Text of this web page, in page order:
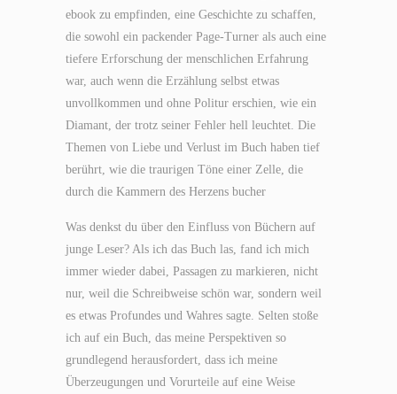
ebook zu empfinden, eine Geschichte zu schaffen,
die sowohl ein packender Page-Turner als auch eine
tiefere Erforschung der menschlichen Erfahrung
war, auch wenn die Erzählung selbst etwas
unvollkommen und ohne Politur erschien, wie ein
Diamant, der trotz seiner Fehler hell leuchtet. Die
Themen von Liebe und Verlust im Buch haben tief
berührt, wie die traurigen Töne einer Zelle, die
durch die Kammern des Herzens bucher
Was denkst du über den Einfluss von Büchern auf
junge Leser? Als ich das Buch las, fand ich mich
immer wieder dabei, Passagen zu markieren, nicht
nur, weil die Schreibweise schön war, sondern weil
es etwas Profundes und Wahres sagte. Selten stoße
ich auf ein Buch, das meine Perspektiven so
grundlegend herausfordert, dass ich meine
Überzeugungen und Vorurteile auf eine Weise